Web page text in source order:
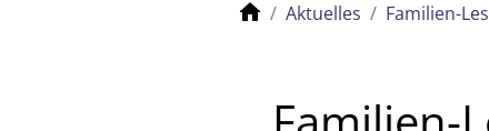
Aktuelles Familien-